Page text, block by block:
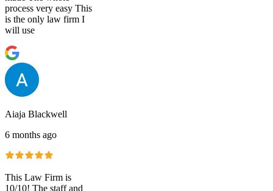
process very easy This
is the only law firm I
will use
Aiaja Blackwell
6 months ago
This Law Firm is
10/10! The staff and